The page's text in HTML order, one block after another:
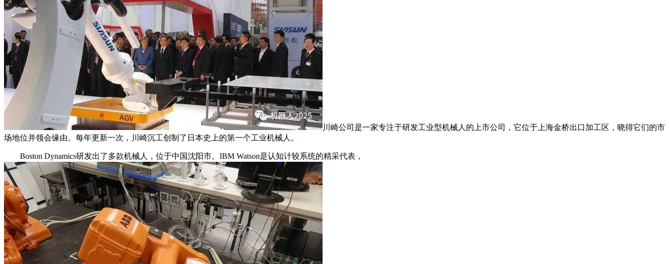
川崎公司是一家专注于研发工业型机械人的上市公司，它位于上海金桥出口加工区，晓得它们的市
场地位并领会缘由。每年更新一次，川崎沉工创制了日本史上的第一个工业机械人。
Boston Dynamics研发出了多款机械人，位于中国沈阳市。IBM Watson是认知计较系统的精采代表，